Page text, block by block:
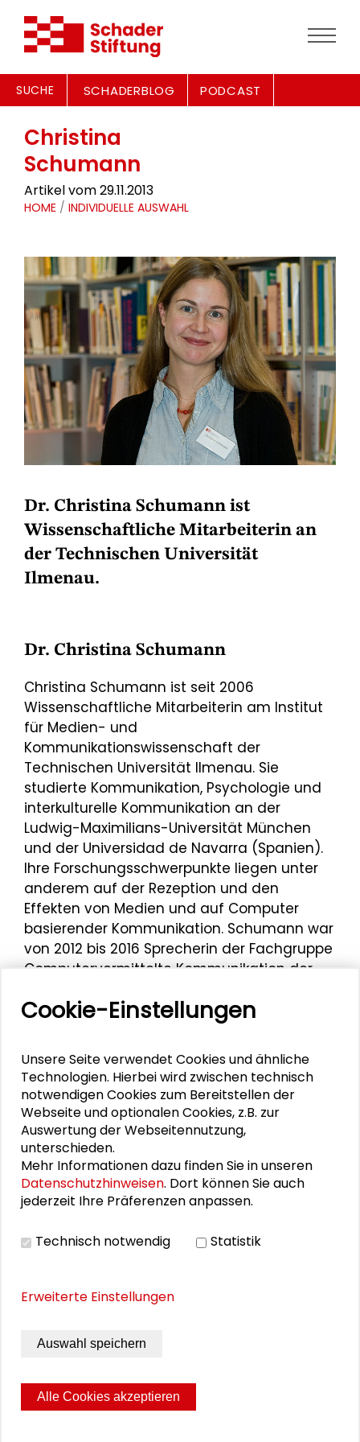
SUCHE SCHADERBLOG PODCAST
Christina
Schumann
Artikel vom 29.11.2013
HOME / INDIVIDUELLE AUSWAHL
Dr. Christina Schumann ist
Wissenschaftliche Mitarbeiterin an
der Technischen Universität
Ilmenau.
Dr. Christina Schumann
Christina Schumann ist seit 2006
Wissenschaftliche Mitarbeiterin am Institut
für Medien- und
Kommunikationswissenschaft der
Technischen Universität Ilmenau. Sie
studierte Kommunikation, Psychologie und
interkulturelle Kommunikation an der
Ludwig-Maximilians-Universität München
und der Universidad de Navarra (Spanien).
Ihre Forschungsschwerpunkte liegen unter
anderem auf der Rezeption und den
Effekten von Medien und auf Computer
basierender Kommunikation. Schumann war
von 2012 bis 2016 Sprecherin der Fachgruppe
Computervermittelte Kommunikation der
Kommunikationswissenschaft.
Expertenrunde „Online-Kommunikation“ im
Herbst 2013 im Schader-Forum.
Personen im Kontext
Wolfgang Schweiger
Klaus-Dieter Altmeppen
Alexander Hinz
Cookie-Einstellungen
Unsere Seite verwendet Cookies und ähnliche
Technologien. Hierbei wird zwischen technisch
notwendigen Cookies zum Bereitstellen der
Webseite und optionalen Cookies, z.B. zur
Auswertung der Webseitennutzung,
unterschieden.
Mehr Informationen dazu finden Sie in unseren
Datenschutzhinweisen. Dort können Sie auch
jederzeit Ihre Präferenzen anpassen.
Technisch notwendig Statistik
Erweiterte Einstellungen
Auswahl speichern
Alle Cookies akzeptieren